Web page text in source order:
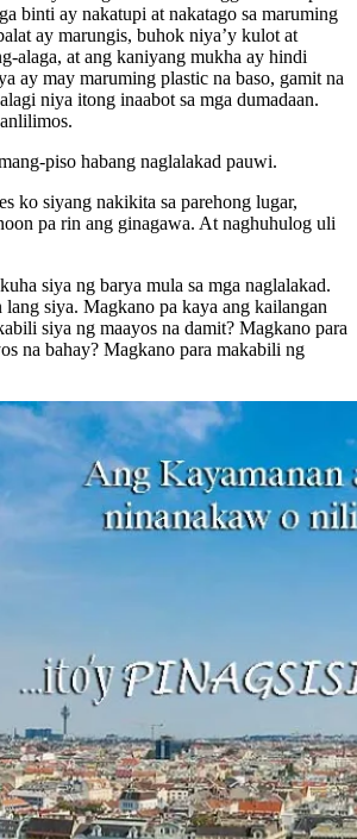
binti ay nakatupi at nakatago sa maruming
ay marungis, buhok niya’y kulot at
alaga, at ang kaniyang mukha ay hindi
ay may maruming plastic na baso, gamit na
niya itong inaabot sa mga dumadaan.
piso habang naglalakad pauwi.
ko siyang nakikita sa parehong lugar,
pa rin ang ginagawa. At naghuhulog uli
siya ng barya mula sa mga naglalakad.
siya. Magkano pa kaya ang kailangan
siya ng maayos na damit? Magkano para
na bahay? Magkano para makabili ng